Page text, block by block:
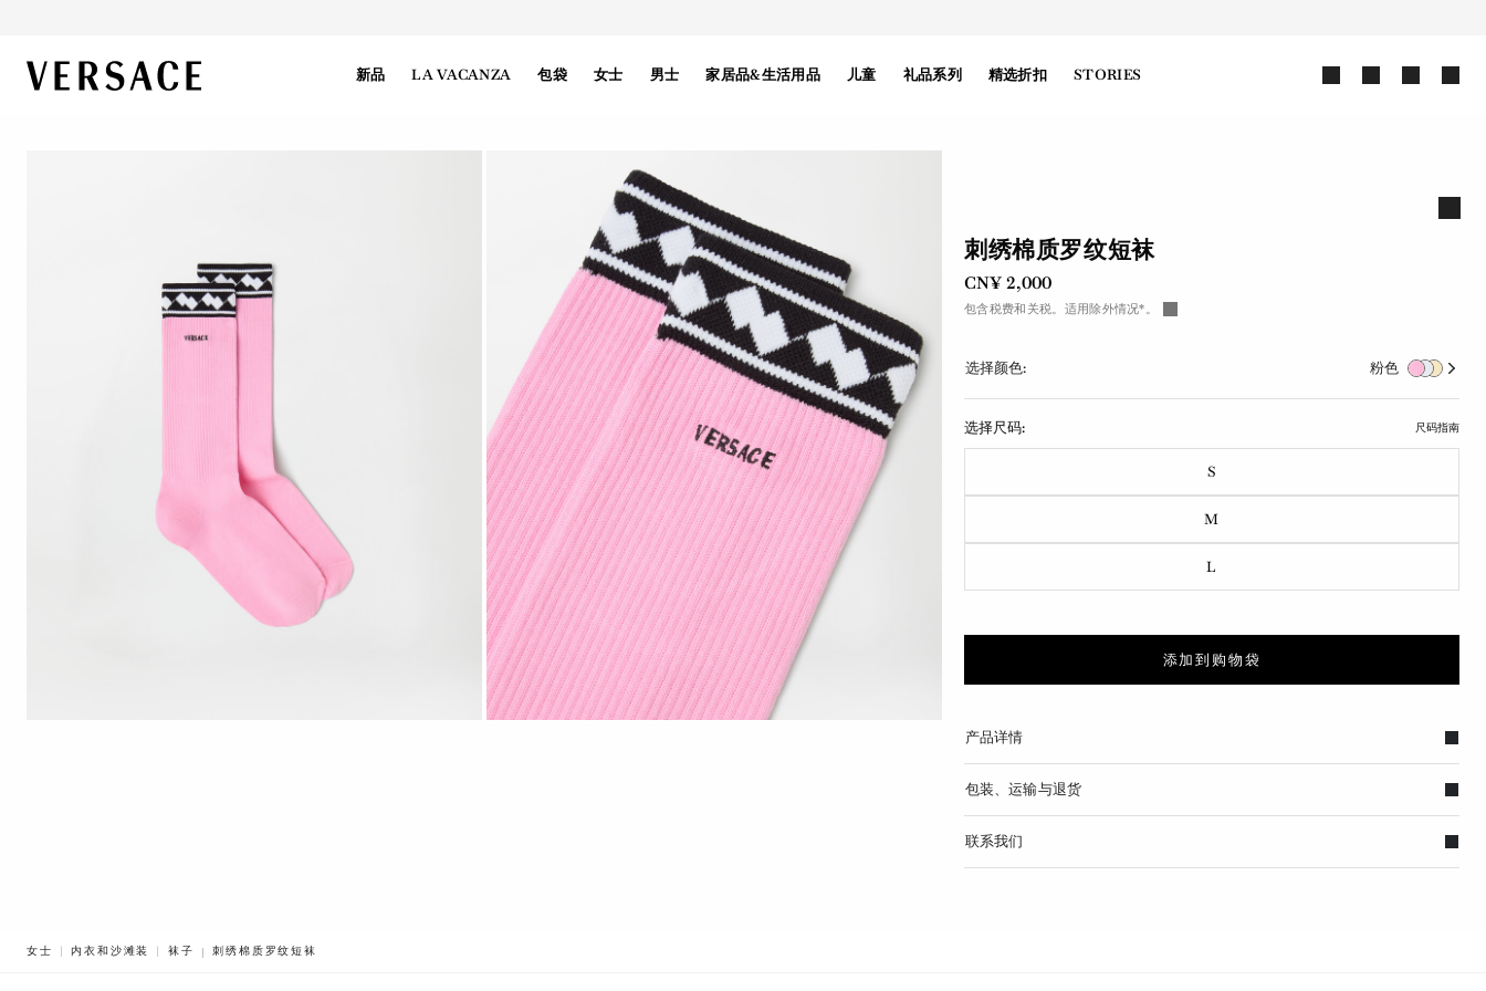
VERSACE | 主页 新品 LA VACANZA 包袋 女士 男士 家居品&生活用品 儿童 礼品系列 精选折扣 STORIES
刺绣棉质罗纹短袜
CN¥ 2,000
包含税费和关税。适用除外情况*。
选择颜色: 粉色
选择尺码: 尺码指南
S
M
L
添加到购物袋
产品详情
包装、运输与退货
联系我们
女士 内衣和沙滩装 袜子 BREADCRUMB.ADA.LABEL.CURRENT
刺绣棉质罗纹短袜